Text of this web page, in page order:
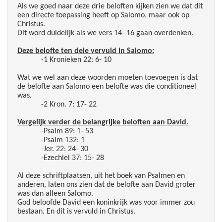
Als we goed naar deze drie beloften kijken zien we dat dit
een directe toepassing heeft op Salomo, maar ook op
Christus.
Dit word duidelijk als we vers 14- 16 gaan overdenken.
Deze belofte ten dele vervuld in Salomo:
-1 Kronieken 22: 6- 10
Wat we wel aan deze woorden moeten toevoegen is dat
de belofte aan Salomo een belofte was die conditioneel
was.
-2 Kron. 7: 17- 22
Vergelijk verder de belangrijke beloften aan David.
-Psalm 89: 1- 53
-Psalm 132: 1
-Jer. 22: 24- 30
-Ezechiel 37: 15- 28
Al deze schriftplaatsen, uit het boek van Psalmen en
anderen, laten ons zien dat de belofte aan David groter
was dan alleen Salomo.
God beloofde David een koninkrijk was voor immer zou
bestaan. En dit is vervuld in Christus.